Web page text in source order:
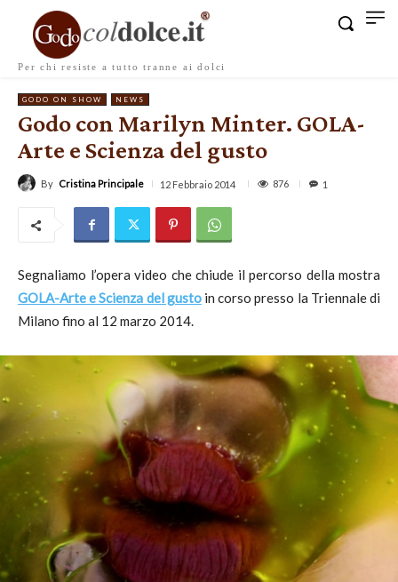
Per chi resiste a tutto tranne ai dolci
GODO ON SHOW NEWS
Godo con Marilyn Minter. GOLA-
Arte e Scienza del gusto
By Cristina Principale 12 Febbraio 2014 876 1
Segnaliamo l’opera video che chiude il percorso della mostra
GOLA-Arte e Scienza del gustoin corso presso la Triennale di
Milano fino al 12 marzo 2014.